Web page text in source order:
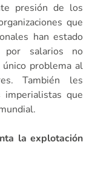
presión de los
que
han estado
por salarios no
problema al
También les
imperialistas que
la explotación